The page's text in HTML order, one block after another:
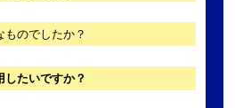
ものでしたか？
したいですか？